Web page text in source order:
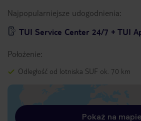
Najpopularniejsze udogodnienia:
TUI Service Center 24/7 + TUI
Położenie:
Odległość od lotniska SUF ok. 70 km
Pokaż na mapie